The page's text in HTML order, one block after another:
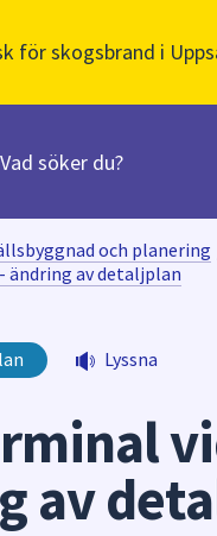
för skogsbrand i
och planering
ändring av detaljplan
Lyssna
av